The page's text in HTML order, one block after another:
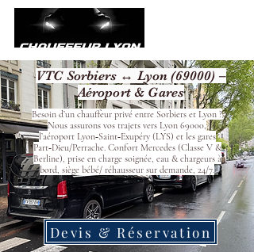
VTC Sorbiers ↔ Lyon (69000) –
Aéroport & Gares
Besoin d’un chauffeur privé entre Sorbiers et Lyon ?
Nous assurons vos trajets vers Lyon 69000,
l’aéroport Lyon‑Saint‑Exupéry (LYS) et les gares
Part‑Dieu/Perrache. Confort Mercedes (Classe V &
Berline), prise en charge soignée, eau & chargeurs à
bord, siège bébé/ réhausseur sur demande, 24/7.
Devis & Réservation